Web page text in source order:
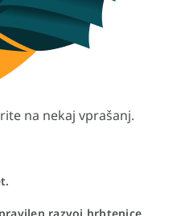
na nekaj vprašanj.